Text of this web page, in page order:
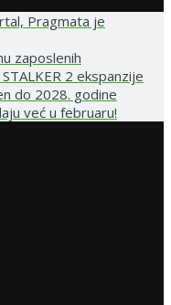
Pragmata je
zaposlenih
2 ekspanzije
do 2028. godine
već u februaru!